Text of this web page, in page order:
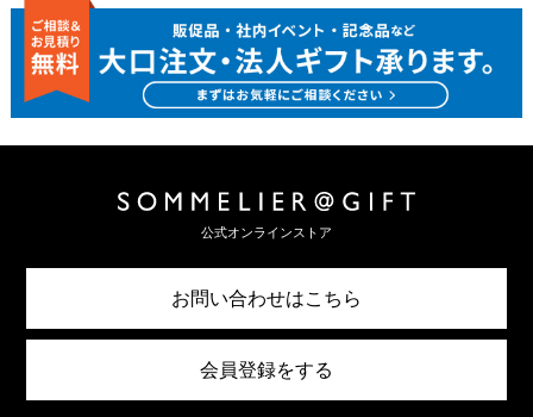
公式オンラインストア
お問い合わせはこちら
会員登録をする